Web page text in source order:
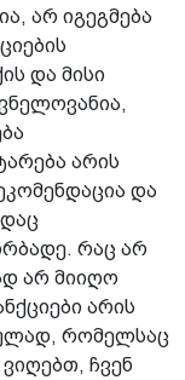
არ იგეგმება
და მისი
არის
და
რაც არ
არ მიიღო
არის
რომელსაც
ჩვენ